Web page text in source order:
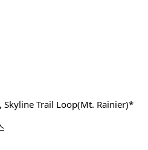
Trail Loop(Mt. Rainier)*